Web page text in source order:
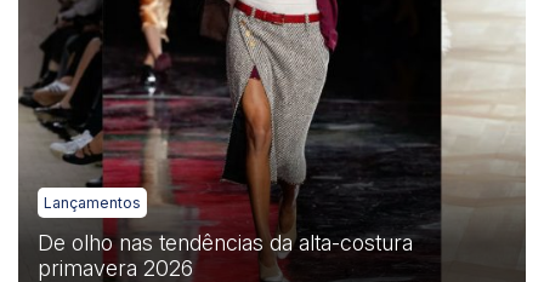
Lançamentos
De olho nas tendências da alta-costura
primavera 2026